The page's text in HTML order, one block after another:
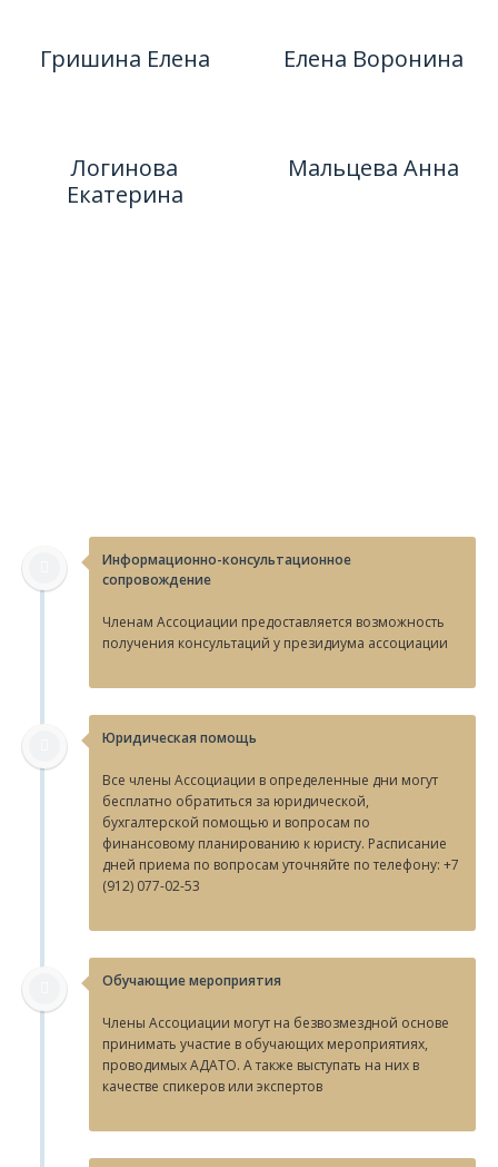
Гришина Елена Елена Воронина
Логинова
Екатерина
Мальцева Анна
Информационно-консультационное
сопровождение
Членам Ассоциации предоставляется возможность
получения консультаций у президиума ассоциации
Юридическая помощь
Все члены Ассоциации в определенные дни могут
бесплатно обратиться за юридической,
бухгалтерской помощью и вопросам по
финансовому планированию к юристу. Расписание
дней приема по вопросам уточняйте по телефону: +7
(912) 077-02-53
Обучающие мероприятия
Члены Ассоциации могут на безвозмездной основе
принимать участие в обучающих мероприятиях,
проводимых АДАТО. А также выступать на них в
качестве спикеров или экспертов